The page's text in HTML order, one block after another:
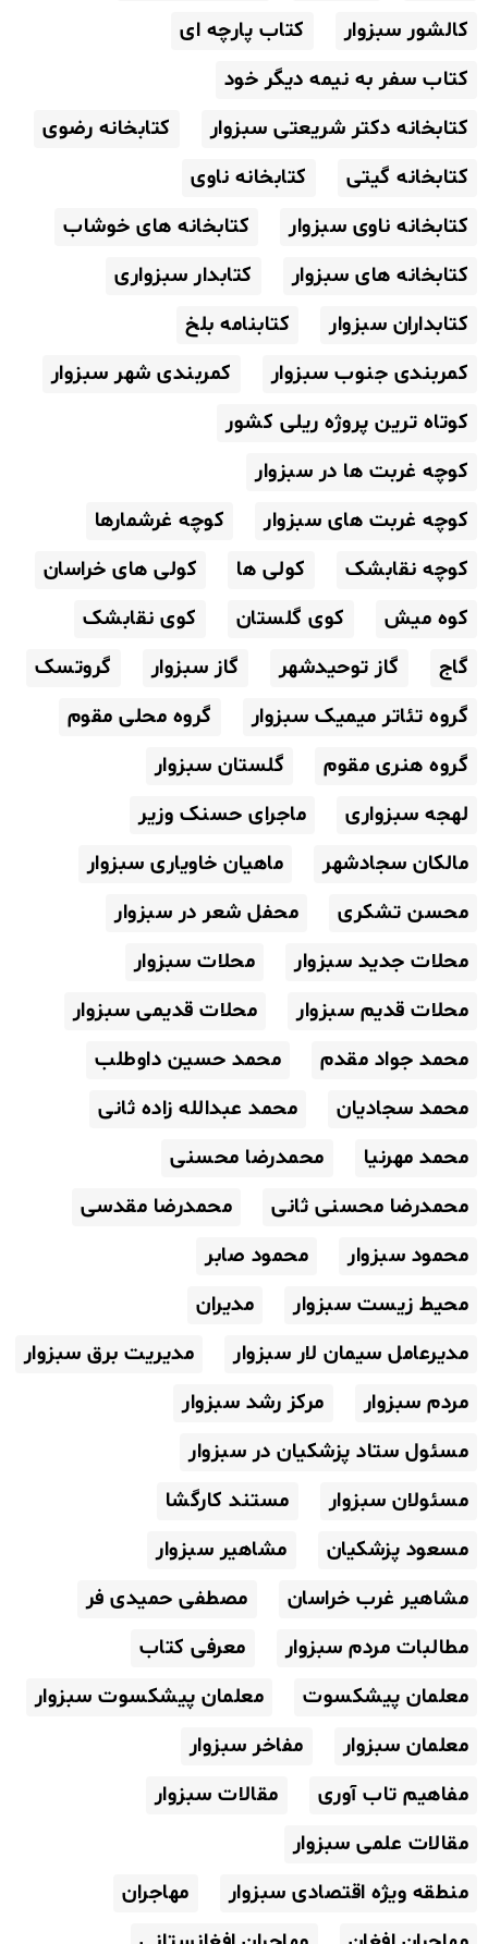
کالشور سبزوار
کتاب پارچه ای
کتاب سفر به نیمه دیگر خود
کتابخانه دکتر شریعتی سبزوار
کتابخانه رضوی
کتابخانه گیتی
کتابخانه ناوی
کتابخانه ناوی سبزوار
کتابخانه های خوشاب
کتابخانه های سبزوار
کتابدار سبزواری
کتابداران سبزوار
کتابنامه بلخ
کمربندی جنوب سبزوار
کمربندی شهر سبزوار
کوتاه ترین پروژه ریلی کشور
کوچه غربت ها در سبزوار
کوچه غربت های سبزوار
کوچه غرشمارها
کوچه نقابشک
کولی ها
کولی های خراسان
کوه میش
کوی گلستان
کوی نقابشک
گاج
گاز توحیدشهر گاز سبزوار
گروتسک
گروه تئاتر میمیک سبزوار
گروه محلی مقوم
گروه هنری مقوم
گلستان سبزوار
لهجه سبزواری
ماجرای حسنک وزیر
مالکان سجادشهر
ماهیان خاویاری سبزوار
محسن تشکری
محفل شعر در سبزوار
محلات جدید سبزوار
محلات سبزوار
محلات قدیم سبزوار
محلات قدیمی سبزوار
محمد جواد مقدم
محمد حسین داوطلب
محمد سجادیان
محمد عبدالله زاده ثانی
محمد مهرنیا
محمدرضا محسنی
محمدرضا محسنی ثانی
محمدرضا مقدسی
محمود سبزوار
محمود صابر
محیط زیست سبزوار
مدیران
مدیرعامل سیمان لار سبزوار
مدیریت برق سبزوار
مردم سبزوار
مرکز رشد سبزوار
مسئول ستاد پزشکیان در سبزوار
مسئولان سبزوار
مستند کارگشا
مسعود پزشکیان
مشاهیر سبزوار
مشاهیر غرب خراسان
مصطفی حمیدی فر
مطالبات مردم سبزوار
معرفی کتاب
معلمان پیشکسوت
معلمان پیشکسوت سبزوار
معلمان سبزوار
مفاخر سبزوار
مفاهیم تاب آوری
مقالات سبزوار
مقالات علمی سبزوار
منطقه ویژه اقتصادی سبزوار
مهاجران